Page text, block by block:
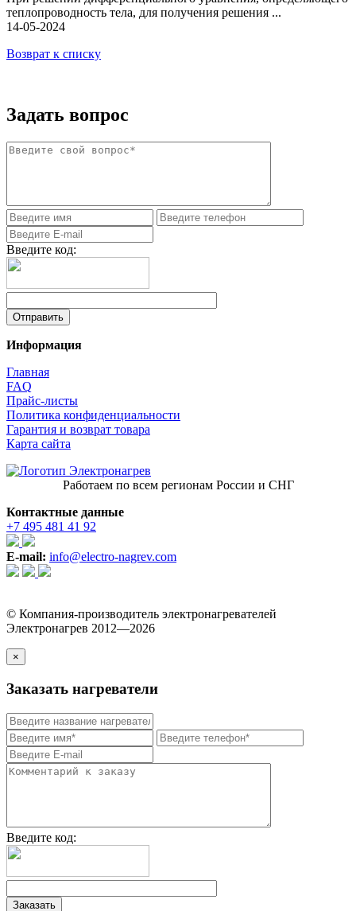
теплопроводность тела, для получения решения ...
14-05-2024
Возврат к списку
Задать вопрос
Введите код:
Информация
Главная
FAQ
Прайс-листы
Политика конфиденциальности
Гарантия и возврат товара
Карта сайта
Работаем по всем регионам России и СНГ
Контактные данные
+7 495 481 41 92
E-mail: info@electro-nagrev.com
© Компания-производитель электронагревателей
Электронагрев 2012—2026
×
Заказать нагреватели
Введите код: